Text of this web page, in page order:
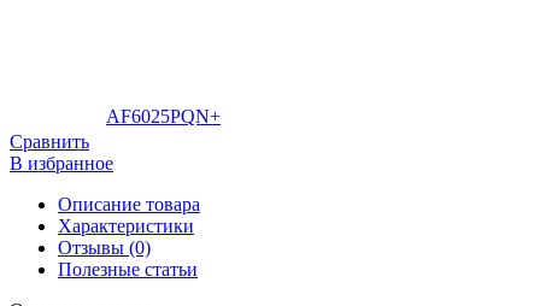
AF6025PQN+
Сравнить
В избранное
Описание товара
Характеристики
Отзывы (0)
Полезные статьи